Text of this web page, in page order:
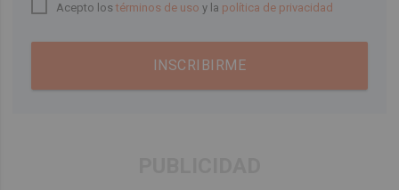
Acepto lostérminos de uso y la política de privacidad
INSCRIBIRME